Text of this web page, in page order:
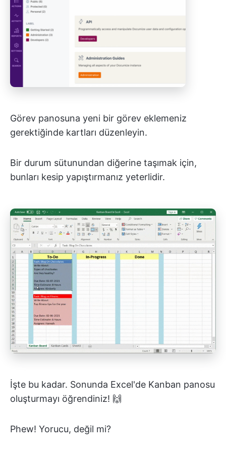
Görev panosuna yeni bir görev eklemeniz
gerektiğinde kartları düzenleyin.
Bir durum sütunundan diğerine taşımak için,
bunları kesip yapıştırmanız yeterlidir.
İşte bu kadar. Sonunda Excel'de Kanban panosu
oluşturmayı öğrendiniz! 🙌
Phew! Yorucu, değil mi?